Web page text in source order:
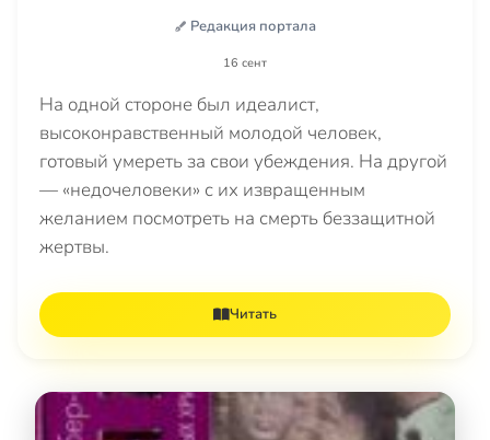
Редакция портала
16 сент
На одной стороне был идеалист,
высоконравственный молодой человек,
готовый умереть за свои убеждения. На другой
— «недочеловеки» с их извращенным
желанием посмотреть на смерть беззащитной
жертвы.
Читать